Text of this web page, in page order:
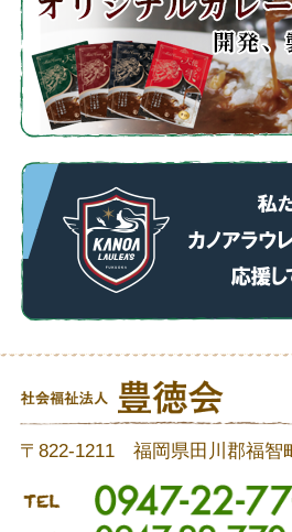
〒822-1211 福岡県田川郡福智